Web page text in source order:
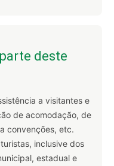
deste
a visitantes e
de acomodação, de
convenções, etc.
inclusive dos
estadual e